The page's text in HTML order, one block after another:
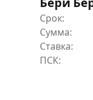
Срок:
Сумма:
Ставка: